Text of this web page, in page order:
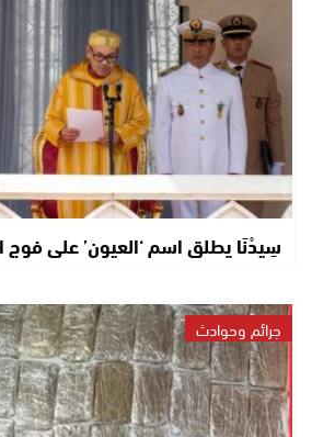
سِيدْنَا يطلق اسم ‘العيون’ على فوج
جرائم وحوادث